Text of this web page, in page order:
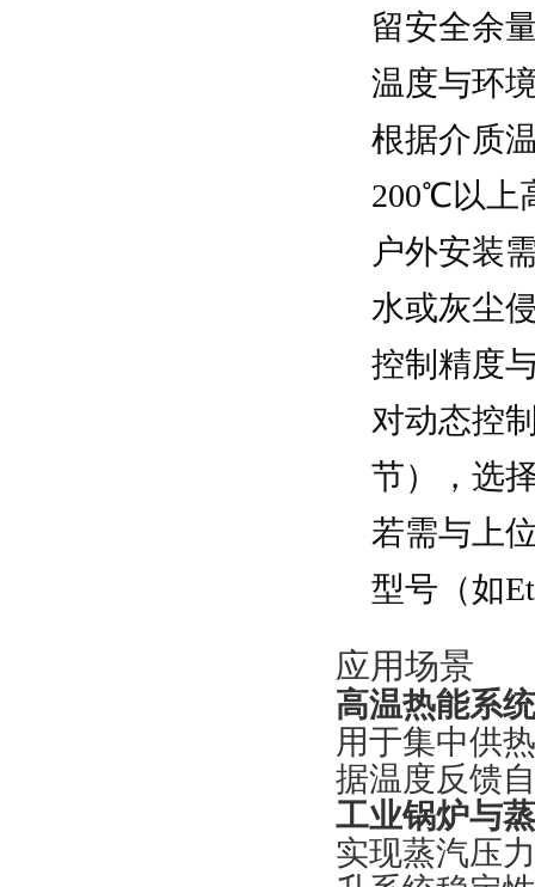
留安全余
温度与环
根据介质
200℃以上
户外安装
水或灰尘
控制精度
对动态控
节），选
若需与上
型号（如
应用场景
高温热能系统
用于集中供
据温度反馈
工业锅炉与
实现蒸汽压